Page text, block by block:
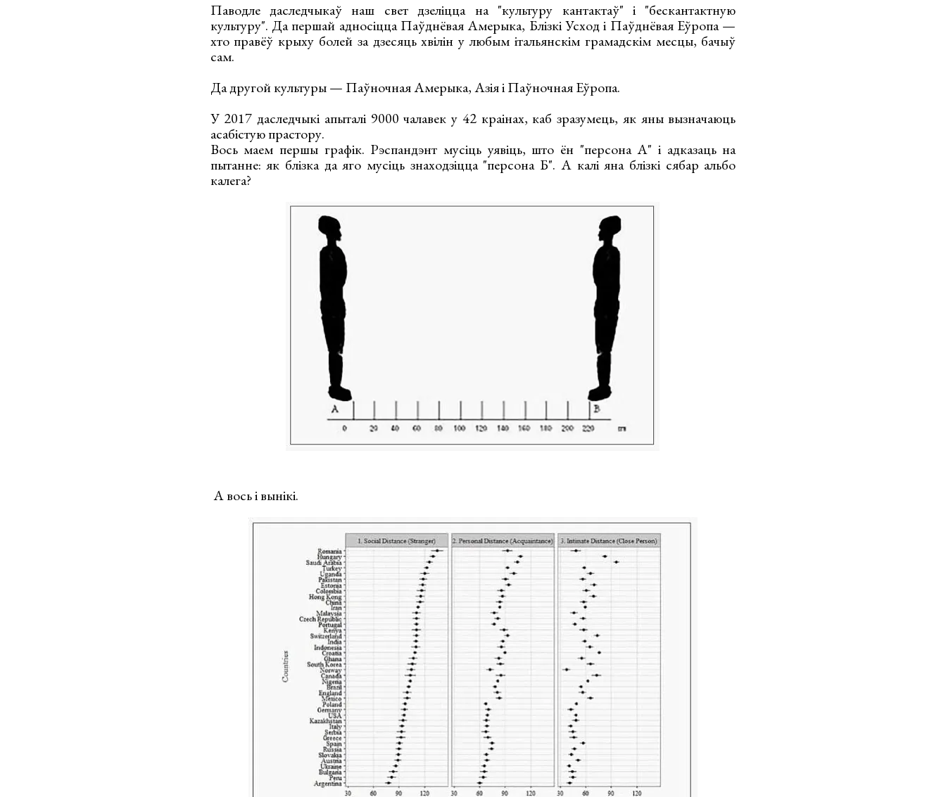
Паводле даследчыкаў наш свет дзеліцца на "культуру кантактаў" і "бескантактную
культуру". Да першай адносіцца Паўднёвая Амерыка, Блізкі Усход і Паўднёвая Еўропа —
хто правёў крыху болей за дзесяць хвілін у любым італьянскім грамадскім месцы, бачыў
сам.
Да другой культуры — Паўночная Амерыка, Азія і Паўночная Еўропа.
У 2017 даследчыкі апыталі 9000 чалавек у 42 краінах, каб зразумець, як яны вызначаюць
асабістую прастору.
Вось маем першы графік. Рэспандэнт мусіць уявіць, што ён "персона А" і адказаць на
пытанне: як блізка да яго мусіць знаходзіцца "персона Б". А калі яна блізкі сябар альбо
калега?
А вось і вынікі.